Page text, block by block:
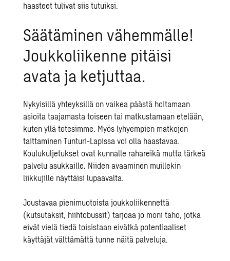
haasteet tulivat siis tutuiksi.
Säätäminen vähemmälle!
Joukkoliikenne pitäisi
avata ja ketjuttaa.
Nykyisillä yhteyksillä on vaikea päästä hoitamaan
asioita taajamasta toiseen tai matkustamaan etelään,
kuten yllä totesimme. Myös lyhyempien matkojen
taittaminen Tunturi-Lapissa voi olla haastavaa.
Koulukuljetukset ovat kunnalle rahareikä mutta tärkeä
palvelu asukkaille. Niiden avaaminen muillekin
liikkujille näyttäisi lupaavalta.
Joustavaa pienimuotoista joukkoliikennettä
(kutsutaksit, hiihtobussit) tarjoaa jo moni taho, jotka
eivät vielä tiedä toisistaan eivätkä potentiaaliset
käyttäjät välttämättä tunne näitä palveluja.